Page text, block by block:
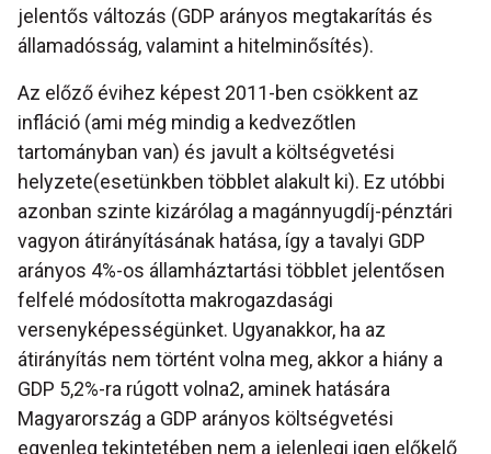
jelentős változás (GDP arányos megtakarítás és
államadósság, valamint a hitelminősítés).
Az előző évihez képest 2011-ben csökkent az
infláció (ami még mindig a kedvezőtlen
tartományban van) és javult a költségvetési
helyzete(esetünkben többlet alakult ki). Ez utóbbi
azonban szinte kizárólag a magánnyugdíj-pénztári
vagyon átirányításának hatása, így a tavalyi GDP
arányos 4%-os államháztartási többlet jelentősen
felfelé módosította makrogazdasági
versenyképességünket. Ugyanakkor, ha az
átirányítás nem történt volna meg, akkor a hiány a
GDP 5,2%-ra rúgott volna2, aminek hatására
Magyarország a GDP arányos költségvetési
egyenleg tekintetében nem a jelenlegi igen előkelő